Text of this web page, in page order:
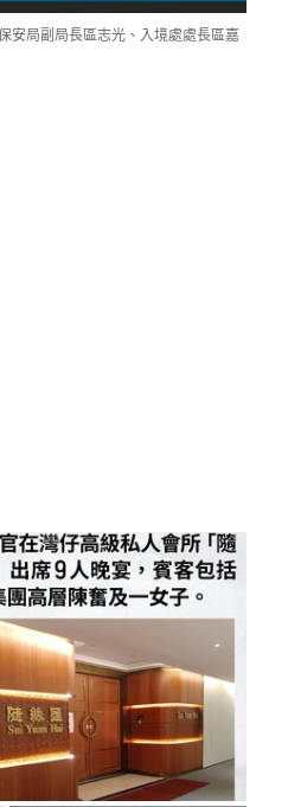
安局副局長區志光、入境處處長區嘉